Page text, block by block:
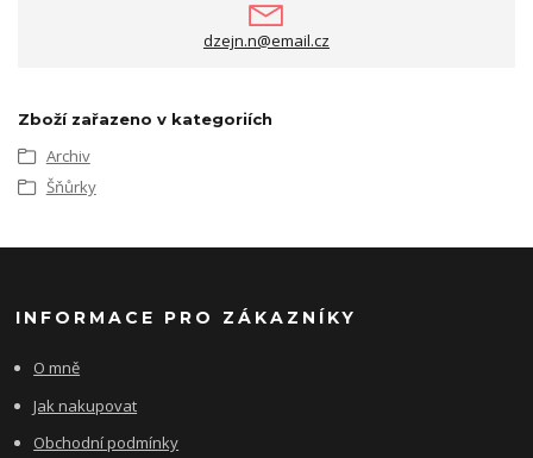
dzejn.n@email.cz
Zboží zařazeno v kategoriích
Archiv
Šňůrky
INFORMACE PRO ZÁKAZNÍKY
O mně
Jak nakupovat
Obchodní podmínky